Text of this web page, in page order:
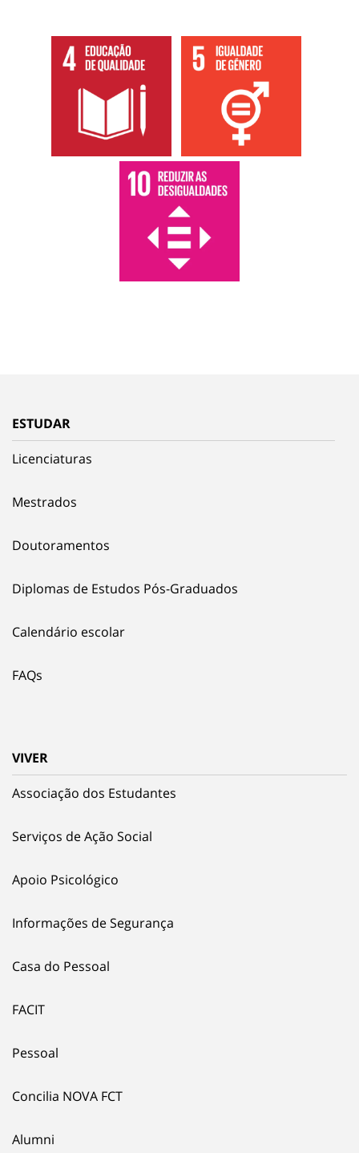
ESTUDAR
Licenciaturas
Mestrados
Doutoramentos
Diplomas de Estudos Pós-Graduados
Calendário escolar
FAQs
VIVER
Associação dos Estudantes
Serviços de Ação Social
Apoio Psicológico
Informações de Segurança
Casa do Pessoal
FACIT
Pessoal
Concilia NOVA FCT
Alumni